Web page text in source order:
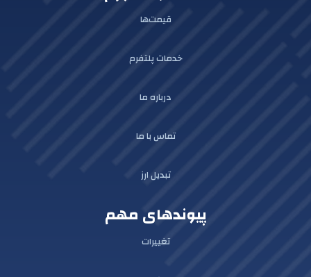
قیمت‌ها
خدمات پلتفرم
درباره ما
تماس با ما
تبدیل ارز
پیوندهای مهم
تغییرات